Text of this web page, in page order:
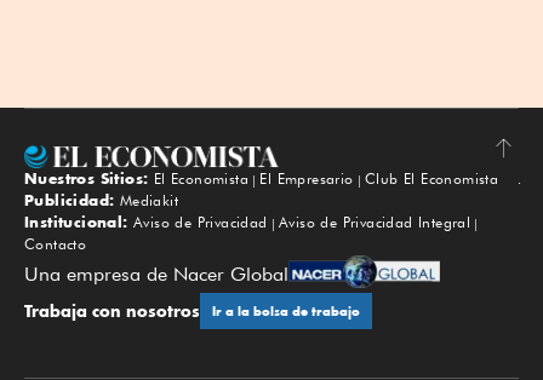
Subir
Nuestros Sitios: El Economista El Empresario
Club El Economista
Publicidad: Mediakit
Institucional: Aviso de Privacidad
Aviso de Privacidad Integral
Contacto
Una empresa de Nacer Global
Trabaja con nosotros Ir a la bolsa de trabajo